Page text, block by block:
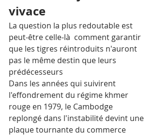
vivace
La question la plus redoutable est
peut-être celle-là  comment garantir
que les tigres réintroduits n'auront
pas le même destin que leurs
prédécesseurs
Dans les années qui suivirent
l'effondrement du régime khmer
rouge en 1979, le Cambodge
replongé dans l'instabilité devint une
plaque tournante du commerce